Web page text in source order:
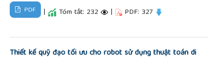
PDF | Tóm tắt: 232 | PDF: 327
Thiết kế quỹ đạo tối ưu cho robot sử dụng thuật toán di